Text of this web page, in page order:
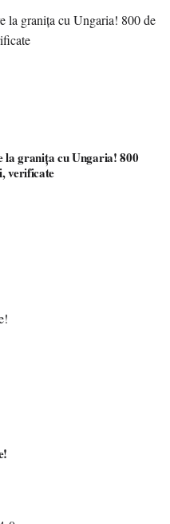
granița cu Ungaria! 800
verificate